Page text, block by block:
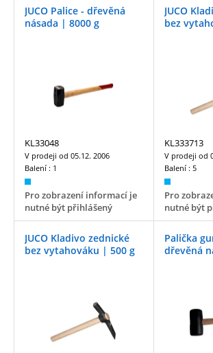
JUCO Palice - dřevěná
násada | 8000 g
KL33048
V prodeji od 05.12. 2006
Balení : 1
Pro zobrazení informací je
nutné být přihlášený
JUCO
bez
KL333713
V prodeji od
Balení : 5
Pro
nutné být
JUCO Kladivo zednické
bez vytahováku | 500 g
Palička
dřevěná